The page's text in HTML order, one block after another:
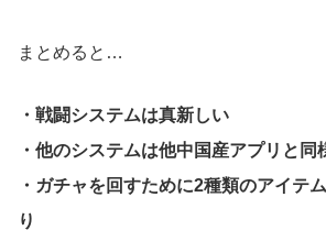
まとめると…
・戦闘システムは真新しい
・他のシステムは他中国産アプリと同
・ガチャを回すために2種類のアイテ
り